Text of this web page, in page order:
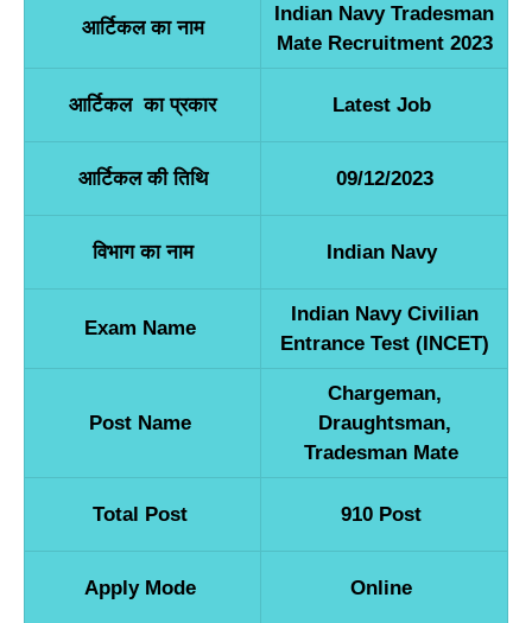
आर्टिकल का नाम
Indian Navy Tradesman
Mate Recruitment 2023
आर्टिकल का प्रकार Latest Job
आर्टिकल की तिथि 09/12/2023
विभाग का नाम Indian Navy
Exam Name
Indian Navy Civilian
Entrance Test (INCET)
Post Name
Chargeman,
Draughtsman,
Tradesman Mate
Total Post 910 Post
Apply Mode Online